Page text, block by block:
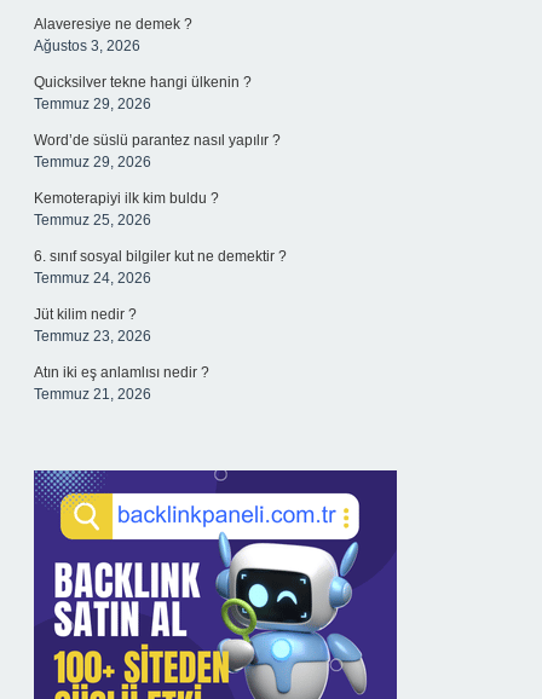
Alaveresiye ne demek ?
Ağustos 3, 2026
Quicksilver tekne hangi ülkenin ?
Temmuz 29, 2026
Word’de süslü parantez nasıl yapılır ?
Temmuz 29, 2026
Kemoterapiyi ilk kim buldu ?
Temmuz 25, 2026
6. sınıf sosyal bilgiler kut ne demektir ?
Temmuz 24, 2026
Jüt kilim nedir ?
Temmuz 23, 2026
Atın iki eş anlamlısı nedir ?
Temmuz 21, 2026